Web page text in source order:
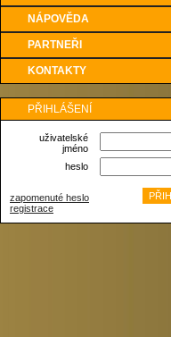
NÁPOVĚDA
PARTNEŘI
KONTAKTY
PŘIHLÁŠENÍ
uživatelské
jméno
heslo
zapomenuté heslo
registrace